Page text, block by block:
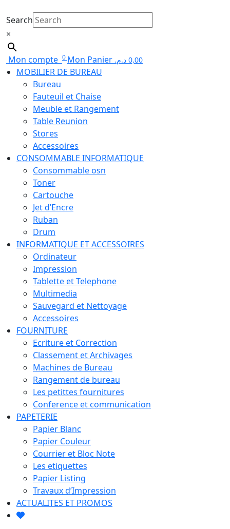
Search
×
Mon compte 0 Mon Panier 0,00 د.م.
MOBILIER DE BUREAU
Bureau
Fauteuil et Chaise
Meuble et Rangement
Table Reunion
Stores
Accessoires
CONSOMMABLE INFORMATIQUE
Consommable osn
Toner
Cartouche
Jet d’Encre
Ruban
Drum
INFORMATIQUE ET ACCESSOIRES
Ordinateur
Impression
Tablette et Telephone
Multimedia
Sauvegard et Nettoyage
Accessoires
FOURNITURE
Ecriture et Correction
Classement et Archivages
Machines de Bureau
Rangement de bureau
Les petittes fournitures
Conference et communication
PAPETERIE
Papier Blanc
Papier Couleur
Courrier et Bloc Note
Les etiquettes
Papier Listing
Travaux d’Impression
ACTUALITES ET PROMOS